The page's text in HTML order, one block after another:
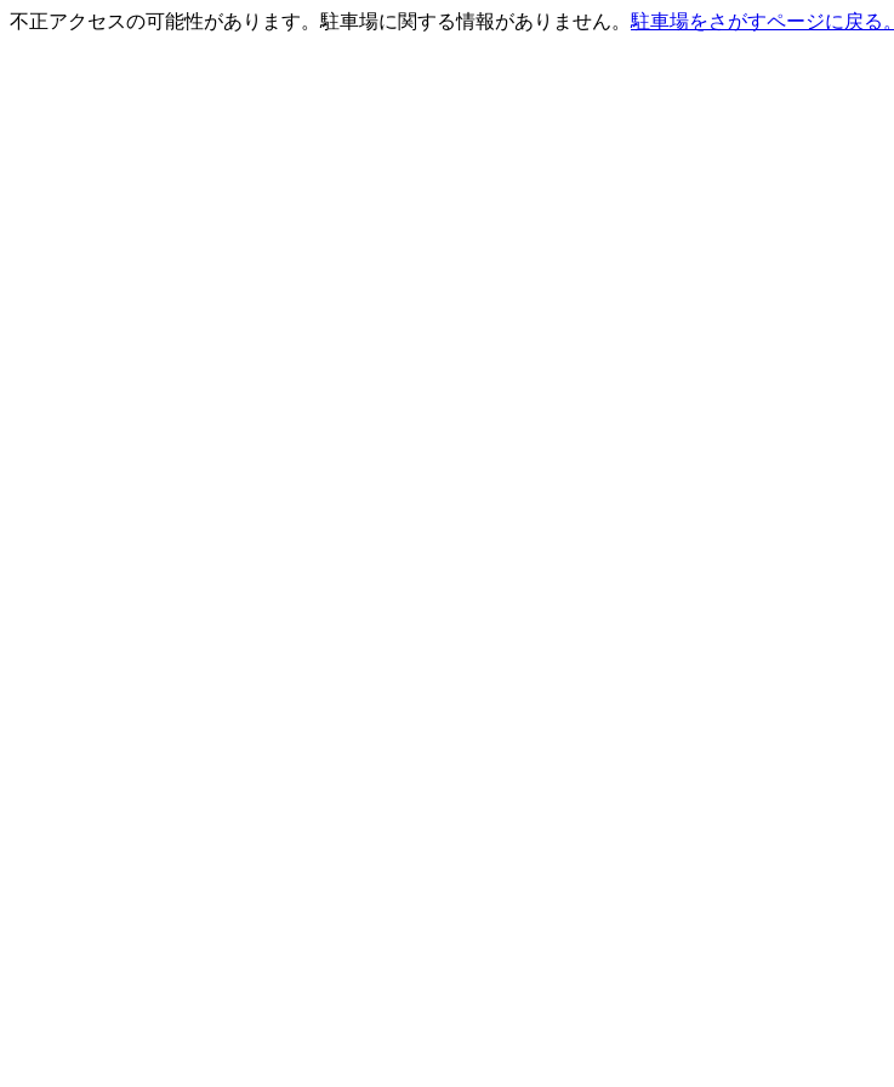
不正アクセスの可能性があります。駐車場に関する情報がありません。 駐車場をさがすページに戻る。